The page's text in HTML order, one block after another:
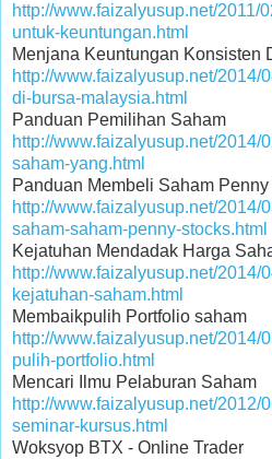
http://www.faizalyusup.net/2011/
untuk-keuntungan.html
Menjana Keuntungan Konsisten
http://www.faizalyusup.net/2014/
di-bursa-malaysia.html
Panduan Pemilihan Saham
http://www.faizalyusup.net/2014/
saham-yang.html
Panduan Membeli Saham
http://www.faizalyusup.net/2014/
saham-saham-penny-stocks.html
Kejatuhan Mendadak Harga
http://www.faizalyusup.net/2014/
kejatuhan-saham.html
Membaikpulih Portfolio saham
http://www.faizalyusup.net/2014/
pulih-portfolio.html
Mencari Ilmu Pelaburan Saham
http://www.faizalyusup.net/2012/
seminar-kursus.html
Woksyop BTX - Online Trader